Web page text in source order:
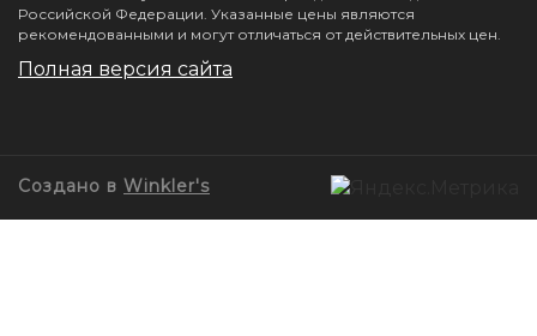
Российской Федерации. Указанные цены являются
рекомендованными и могут отличаться от действительных цен.
Полная версия сайта
Создано в Winkler's